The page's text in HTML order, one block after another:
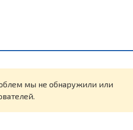
мы не обнаружили или